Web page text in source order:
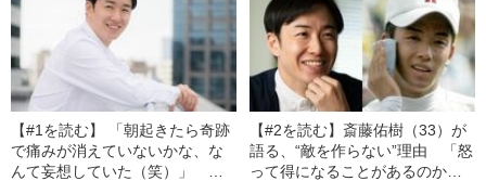
【#1を読む】 「朝起きたら奇跡
で痛みが消えていないかな、な
んて妄想していた（笑）」 斎
【#2を読む】斎藤佑樹（33）が
語る、“敵を作らない”理由 「怒
って得になることがあるのか